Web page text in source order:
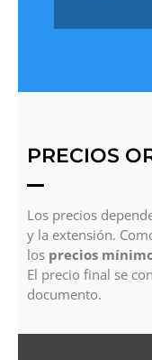
PRECIOS
Los precios
y la extensión.
los precios
El precio final se
documento.